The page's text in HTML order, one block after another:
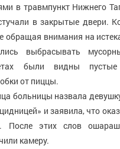
в травмпункт Нижнего
в закрытые двери.
обращая внимания на
выбрасывать
были видны
от пиццы.
больницы назвала
и заявила, что
После этих слов
камеру.